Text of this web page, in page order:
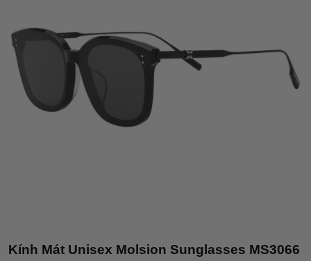
Kính Mát Unisex Molsion Sunglasses MS3066